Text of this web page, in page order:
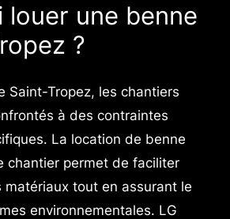
louer une benne
?
Saint-Tropez, les chantiers
à des contraintes
La location de benne
chantier permet de faciliter
matériaux tout en assurant le
environnementales. LG